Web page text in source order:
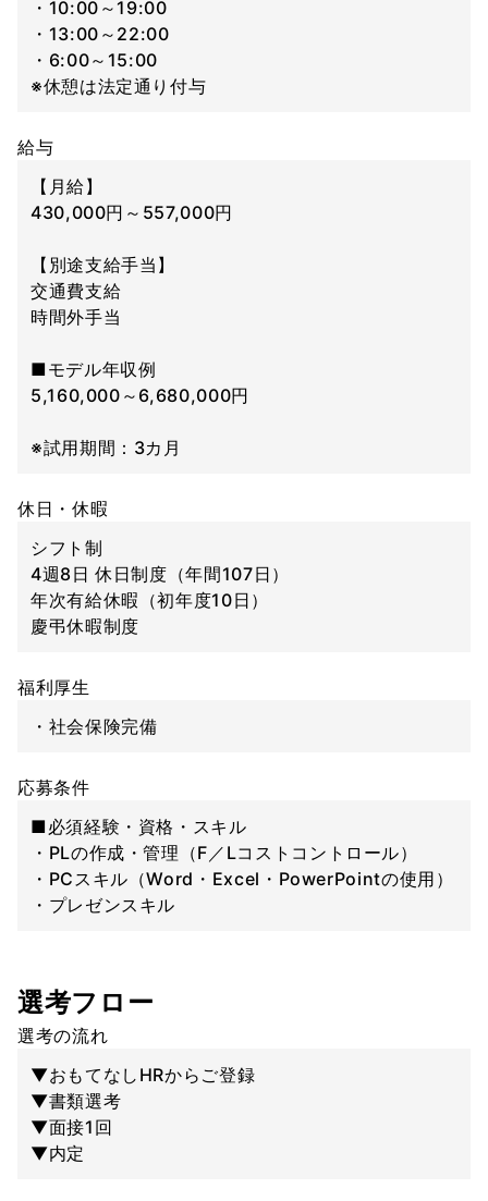
・10:00～19:00
・13:00～22:00
・6:00～15:00
※休憩は法定通り付与
給与
【月給】
430,000円～557,000円
【別途支給手当】
交通費支給
時間外手当
■モデル年収例
5,160,000～6,680,000円
※試用期間：3カ月
休日・休暇
シフト制
4週8日 休日制度（年間107日）
年次有給休暇（初年度10日）
慶弔休暇制度
福利厚生
・社会保険完備
応募条件
■必須経験・資格・スキル
・PLの作成・管理（F／Lコストコントロール）
・PCスキル（Word・Excel・PowerPointの使用）
・プレゼンスキル
選考フロー
選考の流れ
▼おもてなしHRからご登録
▼書類選考
▼面接1回
▼内定